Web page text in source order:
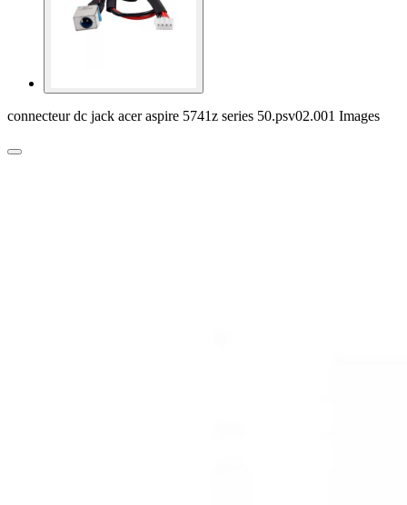
connecteur dc jack acer aspire 5741z series 50.psv02.001 Images